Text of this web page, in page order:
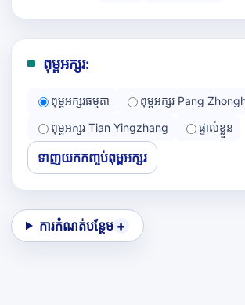
ពុម្ពអក្សរ:
ពុម្ពអក្សរធម្មតា
ពុម្ពអក្សរ Pang
ពុម្ពអក្សរ Tian Yingzhang
ផ្ទាល់ខ្លួន
ទាញយកកញ្ចប់ពុម្ពអក្សរ
ការកំណត់បន្ថែម